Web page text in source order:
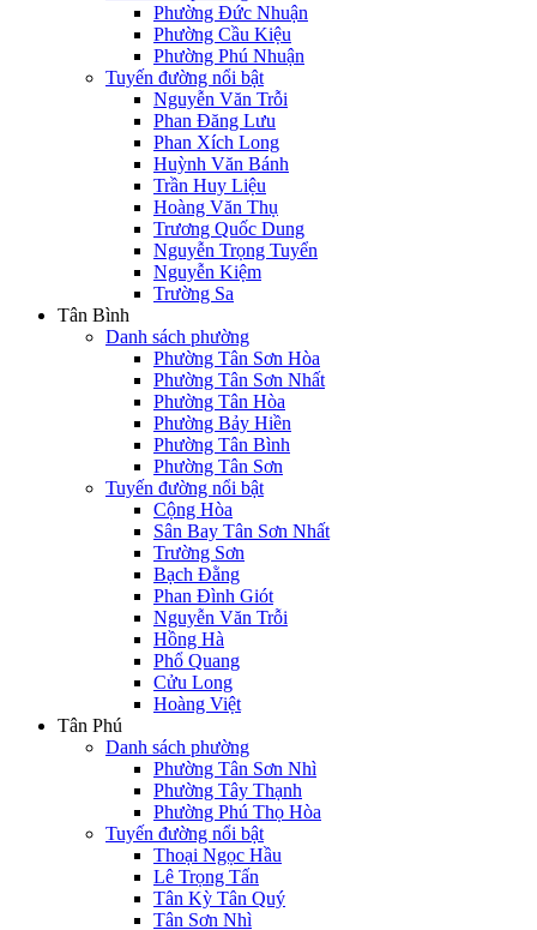
Phường Đức Nhuận
Phường Cầu Kiệu
Phường Phú Nhuận
Tuyến đường nổi bật
Nguyễn Văn Trỗi
Phan Đăng Lưu
Phan Xích Long
Huỳnh Văn Bánh
Trần Huy Liệu
Hoàng Văn Thụ
Trương Quốc Dung
Nguyễn Trọng Tuyển
Nguyễn Kiệm
Trường Sa
Tân Bình
Danh sách phường
Phường Tân Sơn Hòa
Phường Tân Sơn Nhất
Phường Tân Hòa
Phường Bảy Hiền
Phường Tân Bình
Phường Tân Sơn
Tuyến đường nổi bật
Cộng Hòa
Sân Bay Tân Sơn Nhất
Trường Sơn
Bạch Đằng
Phan Đình Giót
Nguyễn Văn Trỗi
Hồng Hà
Phổ Quang
Cửu Long
Hoàng Việt
Tân Phú
Danh sách phường
Phường Tân Sơn Nhì
Phường Tây Thạnh
Phường Phú Thọ Hòa
Tuyến đường nổi bật
Thoại Ngọc Hầu
Lê Trọng Tấn
Tân Kỳ Tân Quý
Tân Sơn Nhì